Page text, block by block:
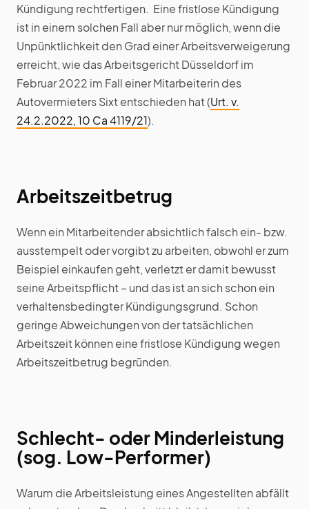
Kündigung rechtfertigen. Eine fristlose Kündigung
ist in einem solchen Fall aber nur möglich, wenn die
Unpünktlichkeit den Grad einer Arbeitsverweigerung
erreicht, wie das Arbeitsgericht Düsseldorf im
Februar 2022 im Fall einer Mitarbeiterin des
Autovermieters Sixt entschieden hat (Urt. v.
24.2.2022, 10 Ca 4119/21).
Arbeitszeitbetrug
Wenn ein Mitarbeitender absichtlich falsch ein- bzw.
ausstempelt oder vorgibt zu arbeiten, obwohl er zum
Beispiel einkaufen geht, verletzt er damit bewusst
seine Arbeitspflicht – und das ist an sich schon ein
verhaltensbedingter Kündigungsgrund. Schon
geringe Abweichungen von der tatsächlichen
Arbeitszeit können eine fristlose Kündigung wegen
Arbeitszeitbetrug begründen.
Schlecht- oder Minderleistung
(sog. Low-Performer)
Warum die Arbeitsleistung eines Angestellten abfällt